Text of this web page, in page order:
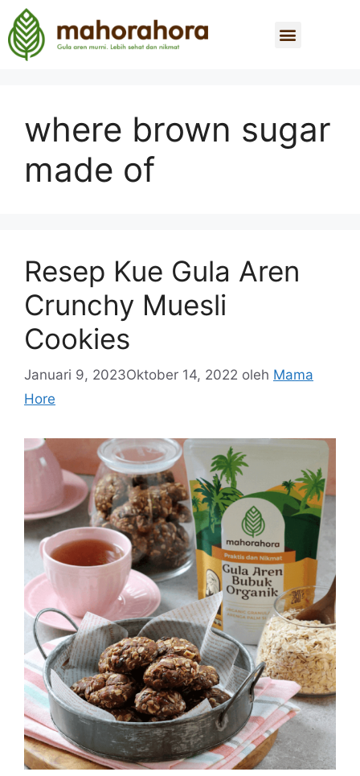
where brown sugar
made of
Resep Kue Gula Aren
Crunchy Muesli
Cookies
Januari 9, 2023Oktober 14, 2022 oleh Mama
Hore